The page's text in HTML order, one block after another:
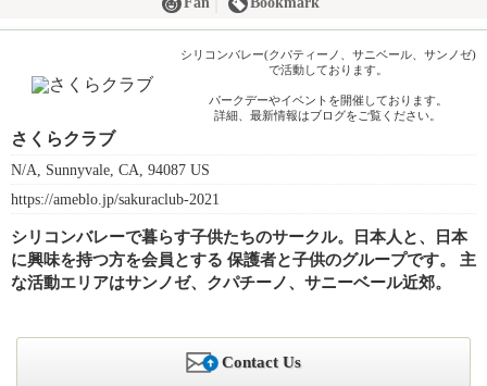
シリコンバレー(クパティーノ、サニベール、サンノゼ)
で活動しております。
パークデーやイベントを開催しております。
詳細、最新情報はブログをご覧ください。
さくらクラブ
N/A, Sunnyvale, CA, 94087 US
https://ameblo.jp/sakuraclub-2021
シリコンバレーで暮らす子供たちのサークル。日本人と、日本
に興味を持つ方を会員とする 保護者と子供のグループです。 主
な活動エリアはサンノゼ、クパチーノ、サニーベール近郊。
Contact Us